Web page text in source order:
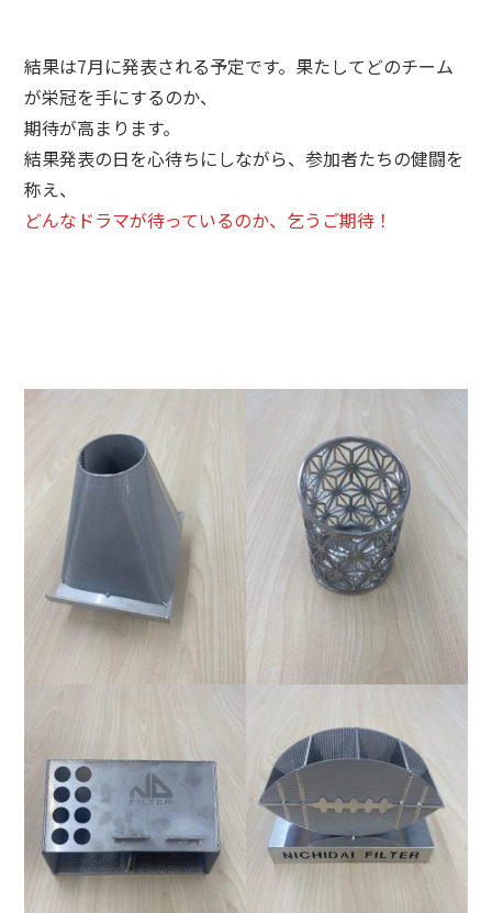
結果は7月に発表される予定です。果たしてどのチーム
が栄冠を手にするのか、
期待が高まります。
結果発表の日を心待ちにしながら、参加者たちの健闘を
称え、
どんなドラマが待っているのか、乞うご期待！